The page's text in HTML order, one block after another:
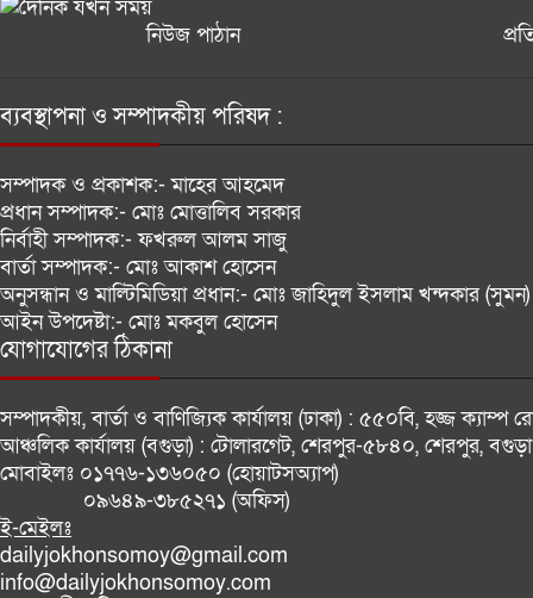
নিউজ পাঠান
ব্যবস্থাপনা ও সম্পাদকীয় পরিষদ :
সম্পাদক ও প্রকাশক:- মাহের আহমেদ
প্রধান সম্পাদক:- মোঃ মোত্তালিব সরকার
নির্বাহী সম্পাদক:- ফখরুল আলম সাজু
বার্তা সম্পাদক:- মোঃ আকাশ হোসেন
অনুসন্ধান ও মাল্টিমিডিয়া প্রধান:- মোঃ জাহিদুল ইসলাম খন্দকার (সুমন)
আইন উপদেষ্টা:- মোঃ মকবুল হোসেন
যোগাযোগের ঠিকানা
সম্পাদকীয়, বার্তা ও বাণিজ্যিক কার্যালয় (ঢাকা) : ৫৫০বি, হজ্জ ক্যাম্প
আঞ্চলিক কার্যালয় (বগুড়া) : টোলারগেট, শেরপুর-৫৮৪০, শেরপুর,
মোবাইলঃ ০১৭৭৬-১৩৬০৫০ (হোয়াটসঅ্যাপ)
০৯৬৪৯-৩৮৫২৭১ (অফিস)
ই-মেইলঃ
dailyjokhonsomoy@gmail.com
info@dailyjokhonsomoy.com